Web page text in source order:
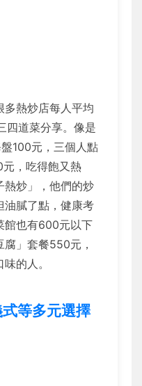
多熱炒店每人平均
道菜分享。像是
100元，三個人點
，吃得飽又熱
熱炒」，他們的炒
油膩了點，健康考
館也有600元以下
」套餐550元，
的人。
等多元選擇